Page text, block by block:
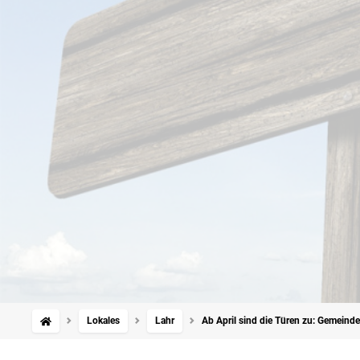
Lokales Lahr Ab April sind die Türen zu: